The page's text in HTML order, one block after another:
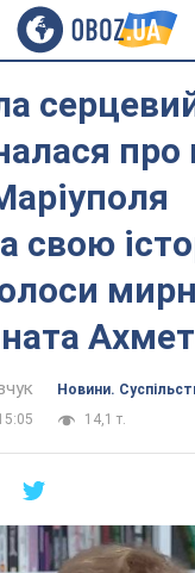
про
свою
Новини.
14,1 т.